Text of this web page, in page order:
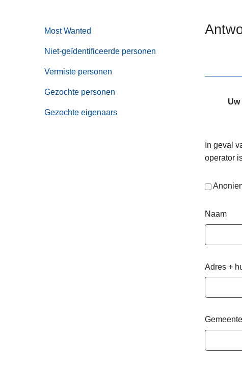
Most Wanted
Niet-geïdentificeerde personen
Vermiste personen
Gezochte personen
Gezochte eigenaars
In geval
operator
Naam
Adres +
Gemeente